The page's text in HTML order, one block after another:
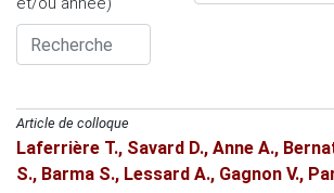
Article de colloque
Laferrière T., Savard D., Anne A.,
S., Barma S., Lessard A., Gagnon V.,